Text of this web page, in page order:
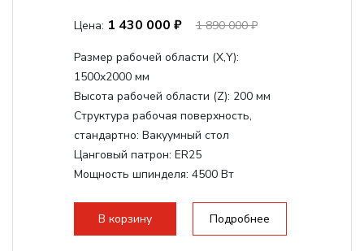
Цена: 1 430 000 ₽ 1 890 000 ₽
Размер рабочей области (Х,Y):
1500x2000 мм
Высота рабочей области (Z): 200 мм
Структура рабочая поверхность,
стандартно: Вакуумный стол
Цанговый патрон: ER25
Мощность шпинделя: 4500 Вт
Мощность инвертора:
10500 Вт
В корзину Подробнее